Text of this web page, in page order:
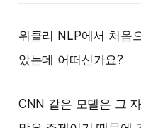
위클리 NLP에서 처음
았는데 어떠신가요?
CNN 같은 모델은 그